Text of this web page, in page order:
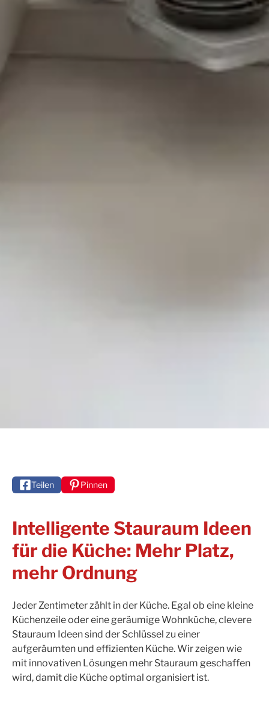
Teilen Pinnen
Intelligente Stauraum Ideen
für die Küche: Mehr Platz,
mehr Ordnung
Jeder Zentimeter zählt in der Küche. Egal ob eine kleine
Küchenzeile oder eine geräumige Wohnküche, clevere
Stauraum Ideen sind der Schlüssel zu einer
aufgeräumten und effizienten Küche. Wir zeigen wie
mit innovativen Lösungen mehr Stauraum geschaffen
wird, damit die Küche optimal organisiert ist.